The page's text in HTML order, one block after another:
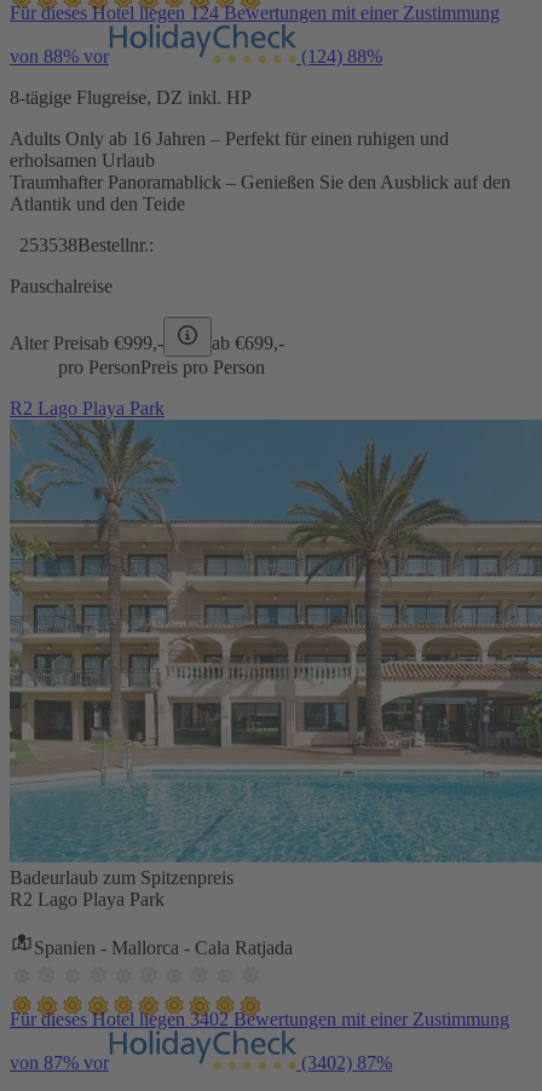
Für dieses Hotel liegen 124 Bewertungen mit einer Zustimmung
von 88% vor (124) 88%
8-tägige Flugreise, DZ inkl. HP
Adults Only ab 16 Jahren – Perfekt für einen ruhigen und
erholsamen Urlaub
Traumhafter Panoramablick – Genießen Sie den Ausblick auf den
Atlantik und den Teide
253538Bestellnr.:
Pauschalreise
Alter Preisab €999,- ab €699,-
pro PersonPreis pro Person
R2 Lago Playa Park
Badeurlaub zum Spitzenpreis
R2 Lago Playa Park
Spanien - Mallorca - Cala Ratjada
Für dieses Hotel liegen 3402 Bewertungen mit einer Zustimmung
von 87% vor (3402) 87%